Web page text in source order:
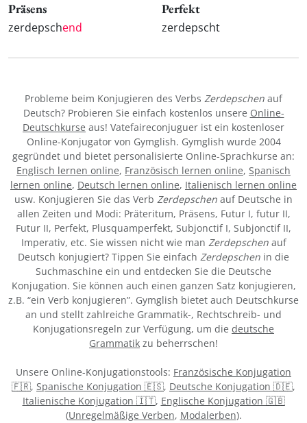
Präsens
zerdepschend
Perfekt
zerdepscht
Probleme beim Konjugieren des Verbs Zerdepschen auf
Deutsch? Probieren Sie einfach kostenlos unsere Online-
Deutschkurse aus! Vatefaireconjuguer ist ein kostenloser
Online-Konjugator von Gymglish. Gymglish wurde 2004
gegründet und bietet personalisierte Online-Sprachkurse an:
Englisch lernen online, Französisch lernen online, Spanisch
lernen online, Deutsch lernen online, Italienisch lernen online
usw. Konjugieren Sie das Verb Zerdepschen auf Deutsche in
allen Zeiten und Modi: Präteritum, Präsens, Futur I, futur II,
Futur II, Perfekt, Plusquamperfekt, Subjonctif I, Subjonctif II,
Imperativ, etc. Sie wissen nicht wie man Zerdepschenauf
Deutsch konjugiert? Tippen Sie einfach Zerdepschen in die
Suchmaschine ein und entdecken Sie die Deutsche
Konjugation. Sie können auch einen ganzen Satz konjugieren,
z.B. “ein Verb konjugieren”. Gymglish bietet auch Deutschkurse
an und stellt zahlreiche Grammatik-, Rechtschreib- und
Konjugationsregeln zur Verfügung, um die deutsche
Grammatik zu beherrschen!
Unsere Online-Konjugationstools: Französische Konjugation
🇫🇷, Spanische Konjugation 🇪🇸, Deutsche Konjugation 🇩🇪,
Italienische Konjugation 🇮🇹, Englische Konjugation 🇬🇧
(Unregelmäßige Verben, Modalerben).